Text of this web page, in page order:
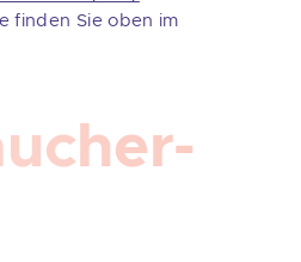
finden Sie oben im